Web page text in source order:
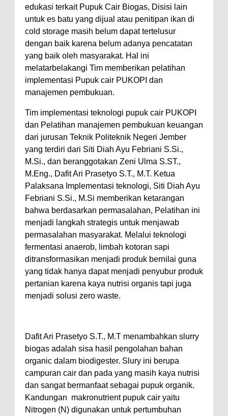
edukasi terkait Pupuk Cair Biogas, Disisi lain
untuk es batu yang dijual atau penitipan ikan di
cold storage masih belum dapat tertelusur
dengan baik karena belum adanya pencatatan
yang baik oleh masyarakat. Hal ini
melatarbelakangi Tim memberikan pelatihan
implementasi Pupuk cair PUKOPI dan
manajemen pembukuan.
Tim implementasi teknologi pupuk cair PUKOPI
dan Pelatihan manajemen pembukuan keuangan
dari jurusan Teknik Politeknik Negeri Jember
yang terdiri dari Siti Diah Ayu Febriani S.Si.,
M.Si., dan beranggotakan Zeni Ulma S.ST.,
M.Eng., Dafit Ari Prasetyo S.T., M.T. Ketua
Palaksana Implementasi teknologi, Siti Diah Ayu
Febriani S.Si., M.Si memberikan ketarangan
bahwa berdasarkan permasalahan, Pelatihan ini
menjadi langkah strategis untuk menjawab
permasalahan masyarakat. Melalui teknologi
fermentasi anaerob, limbah kotoran sapi
ditransformasikan menjadi produk bernilai guna
yang tidak hanya dapat menjadi penyubur produk
pertanian karena kaya nutrisi organis tapi juga
menjadi solusi zero waste.
Dafit Ari Prasetyo S.T., M.T menambahkan slurry
biogas adalah sisa hasil pengolahan bahan
organic dalam biodigester. Slury ini berupa
campuran cair dan pada yang masih kaya nutrisi
dan sangat bermanfaat sebagai pupuk organik.
Kandungan makronutrient pupuk cair yaitu
Nitrogen (N) digunakan untuk pertumbuhan